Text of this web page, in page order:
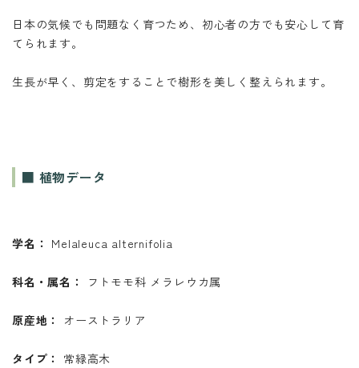
日本の気候でも問題なく育つため、初心者の方でも安心して育
てられます。
生長が早く、剪定をすることで樹形を美しく整えられます。
■ 植物データ
学名： Melaleuca alternifolia
科名・属名： フトモモ科 メラレウカ属
原産地： オーストラリア
タイプ： 常緑高木